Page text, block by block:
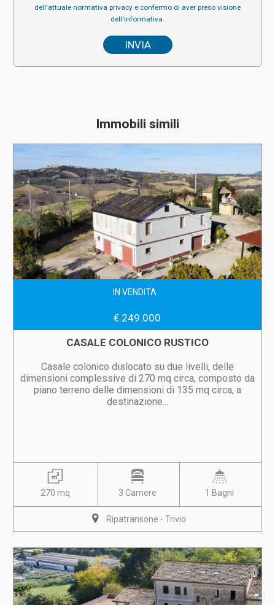
dell'attuale normativa privacy e confermo di aver preso visione
dell'informativa.
Immobili simili
IN VENDITA
€ 249.000
CASALE COLONICO RUSTICO
Casale colonico dislocato su due livelli, delle
dimensioni complessive di 270 mq circa, composto da
piano terreno delle dimensioni di 135 mq circa, a
destinazione...
270 mq 3 Camere 1 Bagni
Ripatransone - Trivio